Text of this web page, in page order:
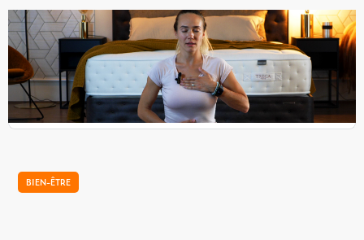
Notre tutoriel de relaxation pour bien dormir
Nikol, coach sportive, vous propose quelques techniques
de respiration à faire avant le coucher pour bien dormir. Ce
sont des exercices simples, adaptées à tous.
...
BIEN-ÊTRE